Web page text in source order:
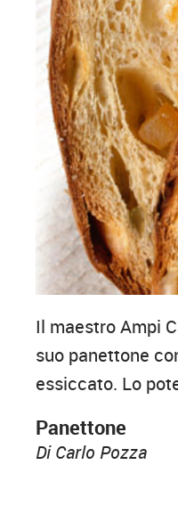
Il maestro Ampi
suo panettone
essiccato. Lo
Panettone
Di Carlo Pozza